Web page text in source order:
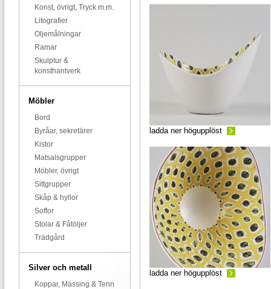
Konst, övrigt, Tryck m.m.
Litografier
Oljemålningar
Ramar
Skulptur &
konsthantverk
Möbler
Bord
Byråar, sekretärer
Kistor
Matsalsgrupper
Möbler, övrigt
Sittgrupper
Skåp & hyllor
Soffor
Stolar & Fåtöljer
Trädgård
Silver och metall
Koppar, Mässing & Tenn
ladda ner högupplöst
ladda ner högupplöst